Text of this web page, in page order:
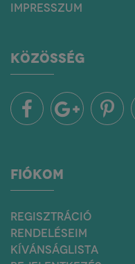
IMPRESSZUM
KÖZÖSSÉG
FIÓKOM
REGISZTRÁCIÓ
RENDELÉSEIM
KÍVÁNSÁGLISTA